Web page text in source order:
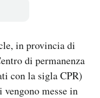
in provincia di
di permanenza
con la sigla CPR)
messe in